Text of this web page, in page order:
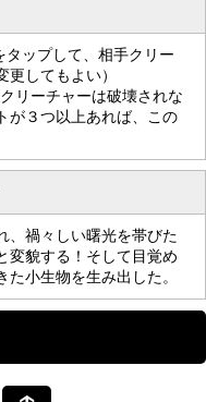
ップして、相手クリー
してもよい）
リーチャーは破壊されな
が３つ以上あれば、この
、禍々しい曙光を帯びた
変貌する！そして目覚め
小生物を生み出した。